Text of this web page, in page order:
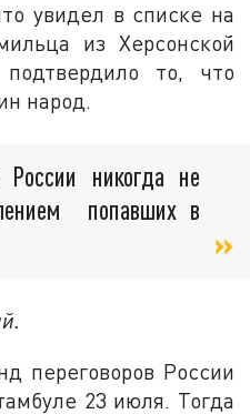
увидел в списке на
из Херсонской
то, что
народ.
никогда не
попавших в
переговоров России
23 июля. Тогда